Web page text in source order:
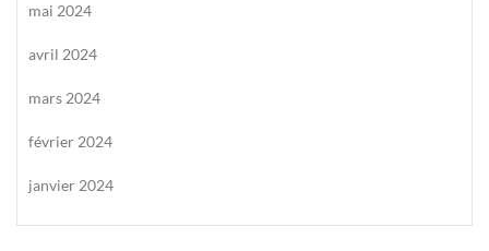
mai 2024
avril 2024
mars 2024
février 2024
janvier 2024